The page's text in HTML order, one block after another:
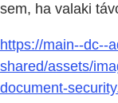
sem, ha valaki
https://main--dc--
shared/assets/
document-